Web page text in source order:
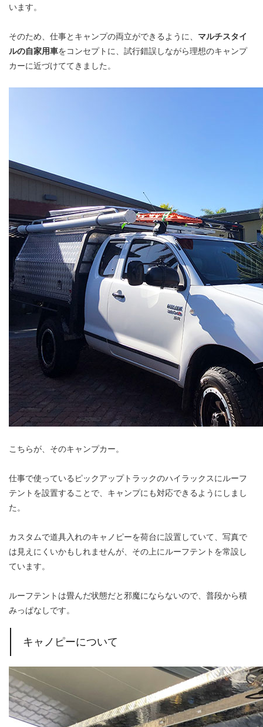
います。
そのため、仕事とキャンプの両立ができるように、 マルチスタイ
ルの自家用車をコンセプトに、試行錯誤しながら理想のキャンプ
カーに近づけててきました。
こちらが、そのキャンプカー。
仕事で使っているピックアップトラックのハイラックスにルーフ
テントを設置することで、キャンプにも対応できるようにしまし
た。
カスタムで道具入れのキャノピーを荷台に設置していて、写真で
は見えにくいかもしれませんが、その上にルーフテントを常設し
ています。
ルーフテントは畳んだ状態だと邪魔にならないので、普段から積
みっぱなしです。
キャノピーについて